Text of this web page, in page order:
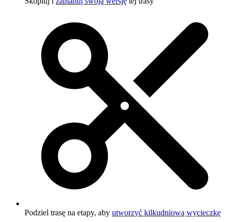
Podziel trasę na etapy, aby utworzyć kilkudniową wycieczkę